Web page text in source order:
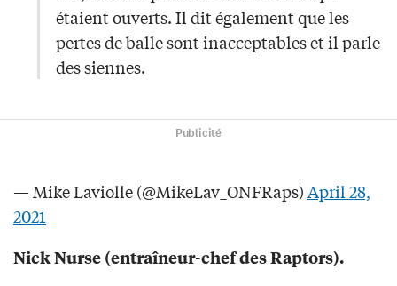
étaient ouverts. Il dit également que les
pertes de balle sont inacceptables et il parle
des siennes.
Publicité
— Mike Laviolle (@MikeLav_ONFRaps)April 28,
2021
Nick Nurse (entraîneur-chef des Raptors).